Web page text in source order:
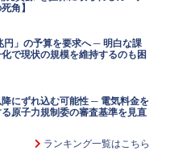
角】
円」の予算を要求へ ─ 明白な課
で現状の規模を維持するのも困
にずれ込む可能性 ─ 電気料金を
原子力規制委の審査基準を見直
ランキング一覧はこちら